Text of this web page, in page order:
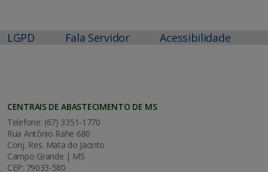
LGPD Fala Servidor Acessibilidade
CENTRAIS DE ABASTECIMENTO DE MS
Telefone: (67) 3351-1770
Rua Antônio Rahe 680
Conj. Res. Mata do Jacinto
Campo Grande | MS
CEP: 79033-580